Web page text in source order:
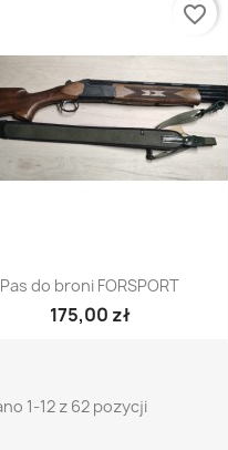
Szybki podgląd
Pas do broni FORSPORT
175,00 zł
favorite_border
1-12 z 62 pozycji